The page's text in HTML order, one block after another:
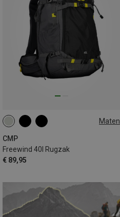
Maten
CMP
Freewind 40l Rugzak
€ 89,95
40L